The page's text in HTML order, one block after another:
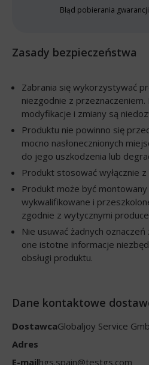
Błąd pobierania
Zasady bezpieczeństwa
Zabrania się wykorzystywać
niezgodnie z
modyfikacje i zmiany są
Produktu nie powinno się
mocno nasłonecznionych
do jego uszkodzenia lub
Produkt stosować wyłącznie
Produkt może być
wykwalifikowane i
zgodnie z wytycznymi
Nie usuwać żadnych
one istotne informacje
obsługi produktu.
Dane kontaktowe
DostawcaGlobaljoy Service
Adres
E-mailhgs.spain@testgs.com